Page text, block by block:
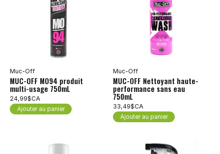
Muc-Off
MUC-OFF MO94 produit
multi-usage 750mL
24,99$CA
Ajouter au panier
Muc-Off
MUC-OFF Nettoyant haute-
performance sans eau
750mL
33,49$CA
Ajouter au panier